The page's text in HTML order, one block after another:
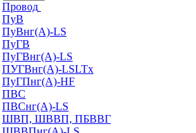
Провод
ПуВ
ПуВнг(А)-LS
ПуГВ
ПуГВнг(А)-LS
ПУГВнг(А)-LSLTx
ПуГПнг(А)-HF
ПВС
ПВСнг(А)-LS
ШВП, ШВВП, ПБВВГ